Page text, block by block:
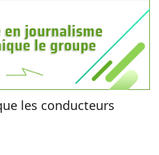
les conducteurs